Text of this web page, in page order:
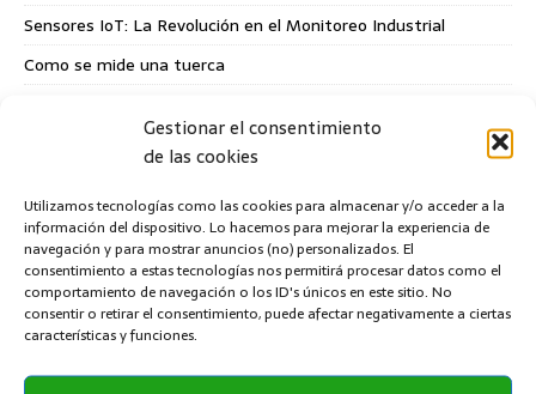
Gestionar el consentimiento
de las cookies
Utilizamos tecnologías como las cookies para almacenar y/o acceder a la
información del dispositivo. Lo hacemos para mejorar la experiencia de
navegación y para mostrar anuncios (no) personalizados. El
consentimiento a estas tecnologías nos permitirá procesar datos como el
comportamiento de navegación o los ID's únicos en este sitio. No
consentir o retirar el consentimiento, puede afectar negativamente a ciertas
características y funciones.
Sensores IoT: La Revolución en el Monitoreo Industrial
Como se mide una tuerca
CATEGORÍAS
Electricidad
Hidráulica
Informática
Mantenimiento